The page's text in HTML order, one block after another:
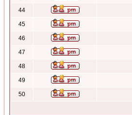
44
45
46
47
48
49
50